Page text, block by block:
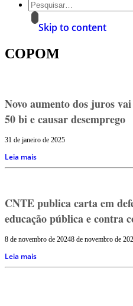
Skip to content
COPOM
Novo aumento dos juros
50 bi e causar desemprego
31 de janeiro de 2025
Leia mais
CNTE publica carta em
educação pública e contra
8 de novembro de 20248 de novembro de
Leia mais